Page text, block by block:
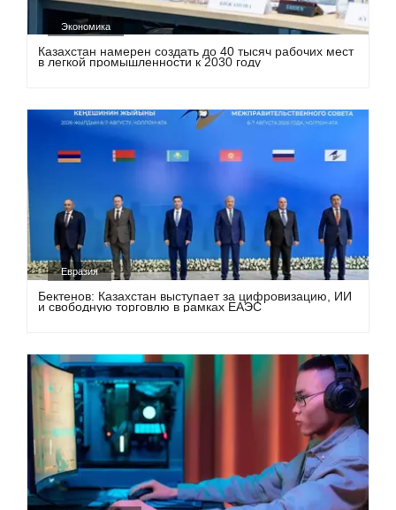
Экономика
Казахстан намерен создать до 40 тысяч рабочих мест
в легкой промышленности к 2030 году
Евразия
Бектенов: Казахстан выступает за цифровизацию, ИИ
и свободную торговлю в рамках ЕАЭС